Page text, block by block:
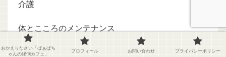
介護
体とこころのメンテナンス
家族
おかえりなさい「ばぁばち
ゃんの縁側カフェ」
プロフィール お問い合わせ プライバシーポリシー